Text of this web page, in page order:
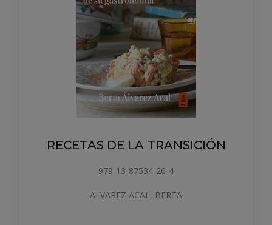
RECETAS DE LA TRANSICIÓN
979-13-87534-26-4
ALVAREZ ACAL, BERTA